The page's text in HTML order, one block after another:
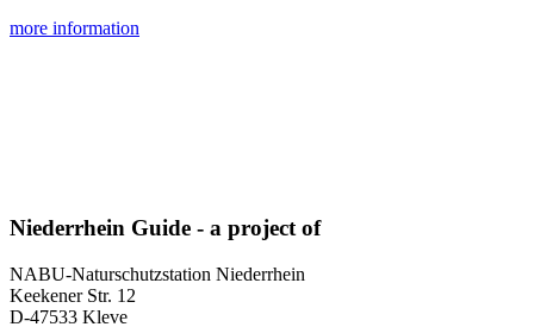
more information
Niederrhein Guide - a project of
NABU-Naturschutzstation Niederrhein
Keekener Str. 12
D-47533 Kleve